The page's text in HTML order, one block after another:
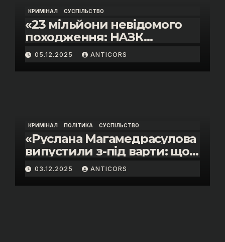
КРИМІНАЛ СУСПІЛЬСТВО
«23 мільйони невідомого
походження: НАЗК
викрило розкішне життя
інспектора митниці “Тиса”
Василя Пупени»
05.12.2025 ANTICORS
КРИМІНАЛ ПОЛІТИКА СУСПІЛЬСТВО
«Руслана Магамедрасулова
випустили з-під варти: що
відбувалось у залі суду»
03.12.2025 ANTICORS